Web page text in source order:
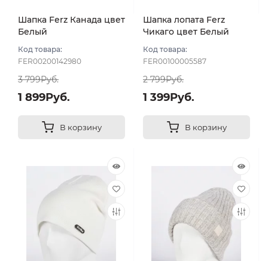
Шапка Ferz Канада цвет
Белый
Код товара:
FER00200142980
3 799Руб.
1 899Руб.
В корзину
Шапка лопата Ferz
Чикаго цвет Белый
Код товара:
FER00100005587
2 799Руб.
1 399Руб.
В корзину